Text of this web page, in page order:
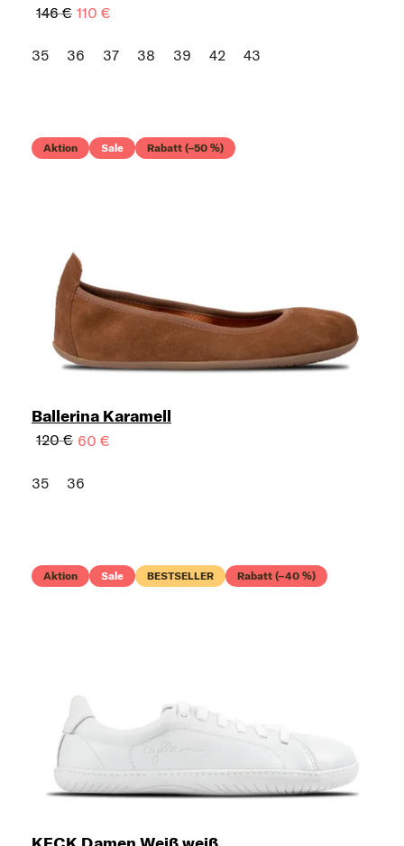
146 € 110 €
35 36 37 38 39 42 43
Aktion Sale Rabatt (–50 %)
Ballerina Karamell
120 € 60 €
35 36
Aktion Sale BESTSELLER Rabatt (–40 %)